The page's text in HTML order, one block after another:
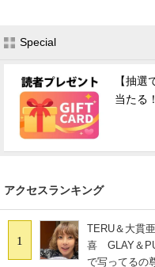
Special
【抽
当たる
アクセスランキング
1
TERU＆大貫
喜 GLAY＆
で写ってるの